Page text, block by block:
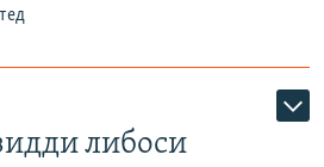
либоси